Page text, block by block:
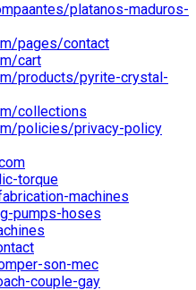
platanos-maduros-
pages/contact
cart
products/pyrite-crystal-
collections
policies/privacy-policy
torque
machines
pumps-hoses
son-mec
couple-gay